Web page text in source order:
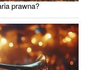
prawna?